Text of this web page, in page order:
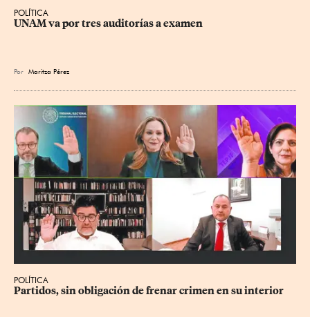
POLÍTICA
UNAM va por tres auditorías a examen
Por Maritza Pérez
POLÍTICA
Partidos, sin obligación de frenar crimen en su interior